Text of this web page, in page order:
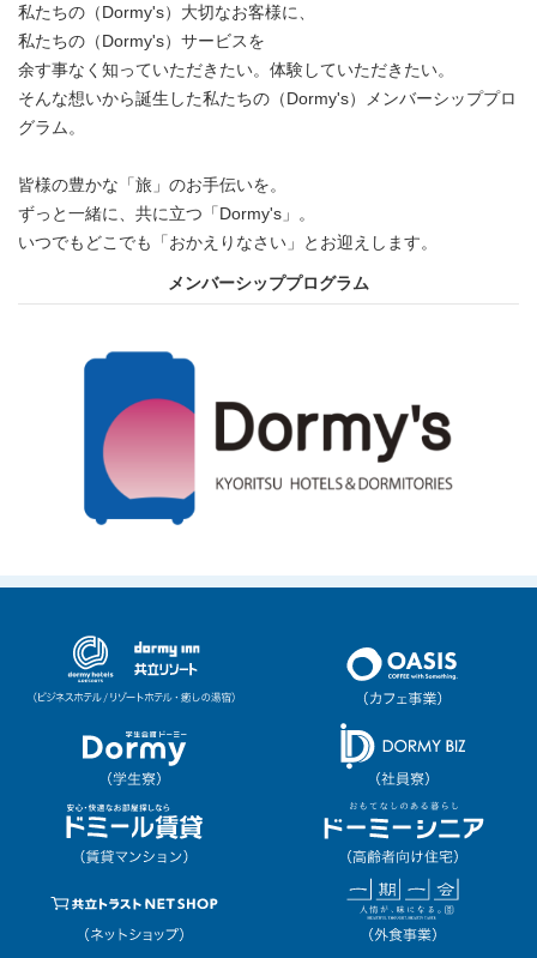
私たちの（Dormy's）大切なお客様に、
私たちの（Dormy's）サービスを
余す事なく知っていただきたい。体験していただきたい。
そんな想いから誕生した私たちの（Dormy's）メンバーシッププロ
グラム。
皆様の豊かな「旅」のお手伝いを。
ずっと一緒に、共に立つ「Dormy's」。
いつでもどこでも「おかえりなさい」とお迎えします。
メンバーシッププログラム